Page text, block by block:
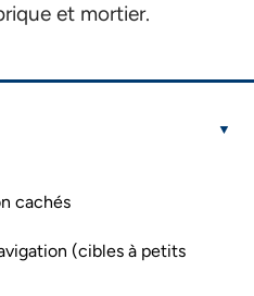
et mortier.
cachés
(cibles à petits